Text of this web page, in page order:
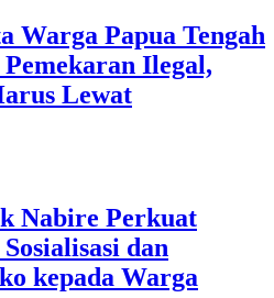
Warga Papua Tengah
Ilegal,
Lewat
Nabire Perkuat
dan
kepada Warga